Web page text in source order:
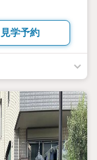
見学予約